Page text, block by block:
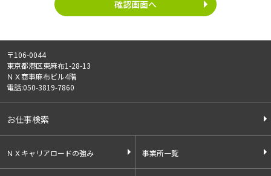
個人情報の利用
有料職業紹介事業
・請負事業
ご記入頂いた個人情報は、法令等に定める場合を除いて、ご本
人様の同意なく、第三者に提供することはございません。
5)外部の委託：
ご記入頂いた個人情報は、文書保存、サーバー管理等の目的
〒106-0044
東京都港区東麻布1-28-13
ＮＸ商事麻布ビル4階
電話:050-3819-7860
お仕事検索
ＮＸキャリアロードの強み 事業所一覧